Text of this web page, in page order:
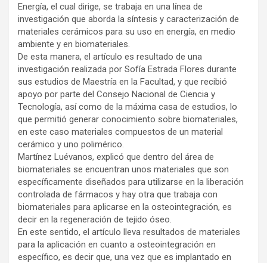
Energía, el cual dirige, se trabaja en una línea de
investigación que aborda la síntesis y caracterización de
materiales cerámicos para su uso en energía, en medio
ambiente y en biomateriales.
De esta manera, el artículo es resultado de una
investigación realizada por Sofía Estrada Flores durante
sus estudios de Maestría en la Facultad, y que recibió
apoyo por parte del Consejo Nacional de Ciencia y
Tecnología, así como de la máxima casa de estudios, lo
que permitió generar conocimiento sobre biomateriales,
en este caso materiales compuestos de un material
cerámico y uno polimérico.
Martínez Luévanos, explicó que dentro del área de
biomateriales se encuentran unos materiales que son
específicamente diseñados para utilizarse en la liberación
controlada de fármacos y hay otra que trabaja con
biomateriales para aplicarse en la osteointegración, es
decir en la regeneración de tejido óseo.
En este sentido, el artículo lleva resultados de materiales
para la aplicación en cuanto a osteointegración en
específico, es decir que, una vez que es implantado en